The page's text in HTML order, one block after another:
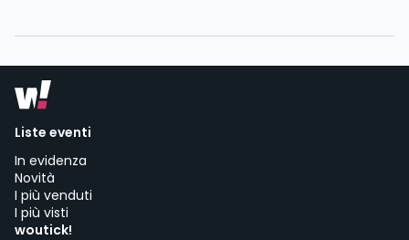
Liste eventi
In evidenza
Novità
I più venduti
I più visti
woutick!